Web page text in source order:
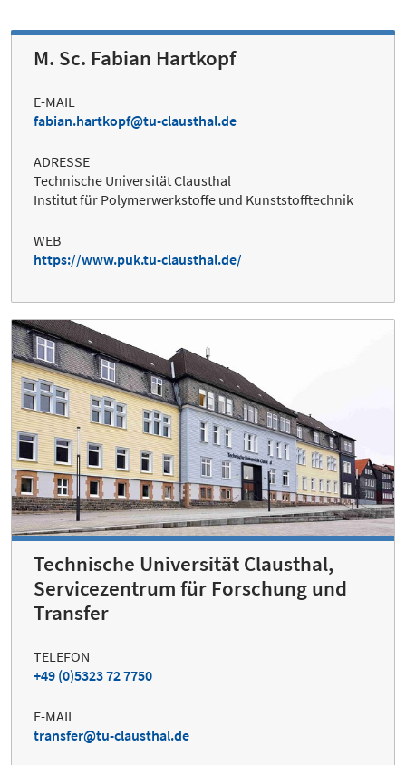
M. Sc. Fabian Hartkopf
E-MAIL
fabian.hartkopf@tu-clausthal.de
ADRESSE
Technische Universität Clausthal
Institut für Polymerwerkstoffe und Kunststofftechnik
WEB
https://www.puk.tu-clausthal.de/
Technische Universität Clausthal,
Servicezentrum für Forschung und
Transfer
TELEFON
+49 (0)5323 72 7750
E-MAIL
transfer@tu-clausthal.de